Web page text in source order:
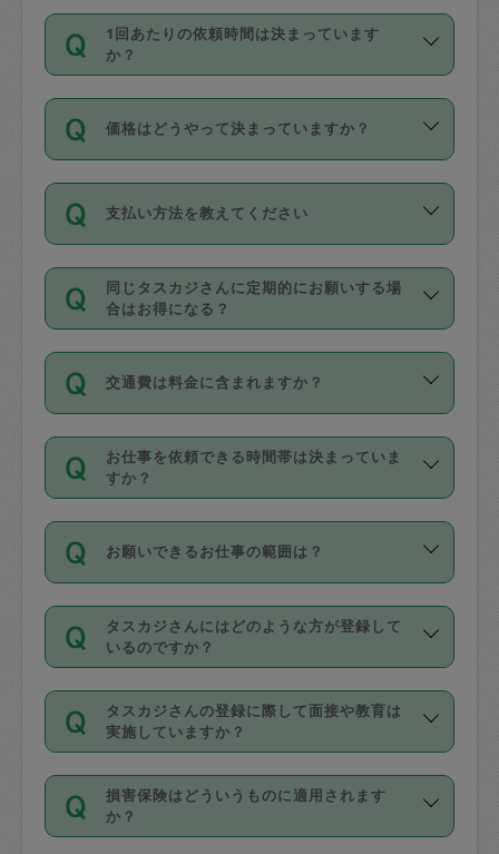
1回あたりの依頼時間は決まっています
か？
依頼1回につき3時間固定です。3時間を
超えて依頼したい場合は、延長機能をご
利用ください。機能をご利用いただくに
の上事前申請することが必要です。な
お、3時間を下回っても、値引き等はござ
いません。
価格はどうやって決まっていますか？
11種類の価格帯の中からタスカジさん自
身が価格を選んで設定しています。
タスカジさんの価格設定には最初は制限
があり、レビュー件数、レビューの平均
値、などで除々に設定可能な最高額が上
がっていく仕組みになっています。
支払い方法を教えてください
お支払方法はクレジットカード（Visa／
Master／JCB／AMERICAN EXPRESS／
Diners Club）のみとなります。
を行う際にご入力ください。プロフィー
ル登録時にはご入力いただかなくても大
丈夫です。
デビットカード・プリペイドカード（Vプ
リカ、au WALLETなど）は支払にはご利
銀行振込や現金払いも対応していませ
なお、タスカジさんの交通費も、依頼料
金のご請求と合わせてお支払いとなりま
動計算で表示されます。
同じタスカジさんに定期的にお願いする場
合はお得になる？
依頼には「スポット」と「定期（毎週｜
隔週）」があり、「定期」の依頼は「ス
ポット」よりお得な料金でご利用できま
す。
定期の最低利用回数は設けていない代わ
りに、一定数を超えたキャンセルは有償
（例：毎週定期の場合は３回以上のキャ
ンセルが有償（1200円、隔週定期の場合
は２回以上のキャンセルが有償（1200
交通費は料金に含まれますか？
交通費は依頼料金とは別途発生し、依頼
料金のご請求と合わせてお支払いとなり
ます。交通費の金額は「依頼の詳細」に
お仕事を依頼できる時間帯は決まっていま
すか？
時間帯は3種類あります。いずれも１回あ
たり３時間です。
・ＡＭ ９時～１２時
・ＰＭ １３時～１６時
・夜 １８時～２１時
開始時間を２時間前後変更することが可
能です。依頼送信後、個別にタスカジさ
んにメッセージを送り調整してくださ
い。ただし、２時間を越えての調整はで
お願いできるお仕事の範囲は？
掃除、整理収納、洗濯、買い物、料理、
作り置きです。タスカジさんによってで
きる仕事の範囲が異なりますので、依頼
する前にタスカジさんのプロフィールで
確認してください。
基本的に、高所での作業や危険作業、屋
外での作業は対象外です。
タスカジさんにはどのような方が登録して
いるのですか？
主婦として長年の家事経験をお持ちの
方、栄養士・調理師といった資格者で保
育園や学校の給食やレストランで料理関
係の専門職に従事されていた方、日本で
すでにハウスキーパーや英語の先生とし
てお仕事をしているフィリピン出身の
タスカジさんの登録に際して面接や教育は
実施していますか？
応募の際に、各自事務局との面接と説明
を行っています。その後、身分証明書の
写真提出をしていただいています。外国
損害保険はどういうものに適用されます
か？